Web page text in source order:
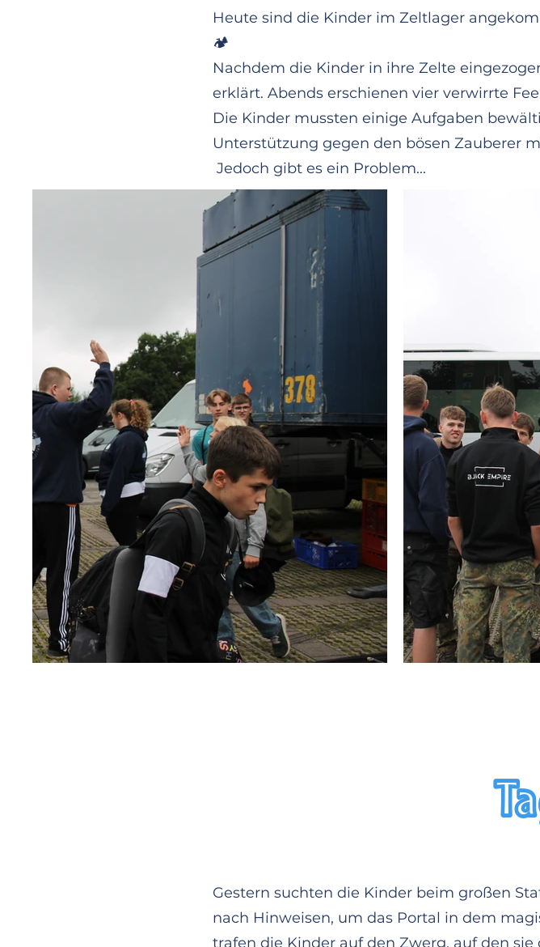
3, 2,
landen können, muss natürlich noch Einiges
Heute sind die Kinder im Zeltlager
🏕️
Nachdem die Kinder in ihre Zelte
erklärt. Abends erschienen vier verwirrte
Die Kinder mussten einige Aufgaben
Unterstützung gegen den bösen Zauberer
Jedoch gibt es ein Problem...
3, 2,
Wir heben ab und starten unser Abenteuer
Gestern suchten die Kinder beim großen
nach Hinweisen, um das Portal in dem
trafen die Kinder auf den Zwerg, auf den